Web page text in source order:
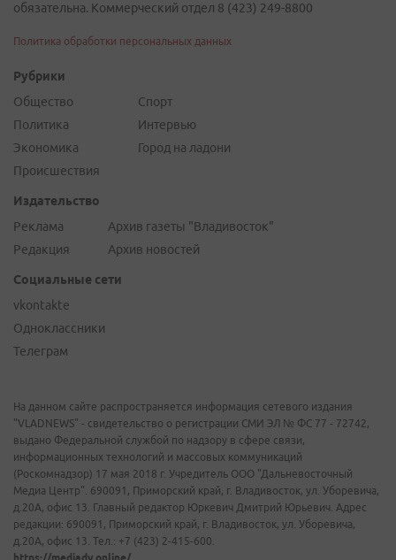
обязательна. Коммерческий отдел 8 (423) 249-8800
Политика обработки персональных данных
Рубрики
Общество
Политика
Экономика
Происшествия
Спорт
Интервью
Город на ладони
Издательство
Реклама
Редакция
Архив газеты "Владивосток"
Архив новостей
Социальные сети
vkontakte
Одноклассники
Телеграм
На данном сайте распространяется информация сетевого издания
"VLADNEWS" - свидетельство о регистрации СМИ ЭЛ № ФС 77 - 72742,
выдано Федеральной службой по надзору в сфере связи,
информационных технологий и массовых коммуникаций
(Роскомнадзор) 17 мая 2018 г. Учредитель ООО "Дальневосточный
Медиа Центр". 690091, Приморский край, г. Владивосток, ул. Уборевича,
д.20А, офис 13. Главный редактор Юркевич Дмитрий Юрьевич. Адрес
редакции: 690091, Приморский край, г. Владивосток, ул. Уборевича,
д.20А, офис 13. Тел.: +7 (423) 2-415-600.